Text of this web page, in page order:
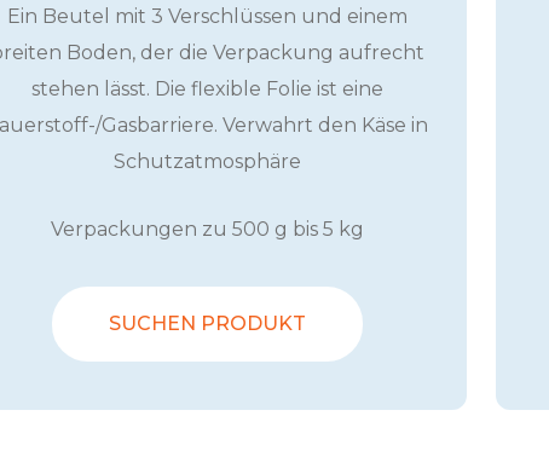
Ein Beutel mit 3 Verschlüssen und einem
Boden, der die Verpackung aufrecht
stehen lässt. Die flexible Folie ist eine
Gasbarriere. Verwahrt den Käse in
Schutzatmosphäre
Verpackungen zu 500 g bis 5 kg
SUCHEN PRODUKT